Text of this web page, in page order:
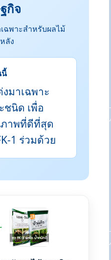
กิจ
ฉพาะสำหรับผลไม้
ลัง
นี้
มาเฉพาะ
นิด เพื่อ
าพที่ดีที่สุด
1 ร่วมด้วย